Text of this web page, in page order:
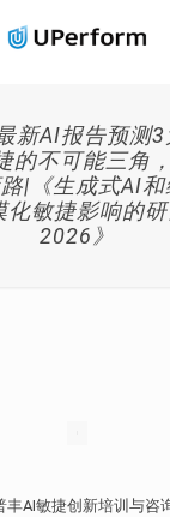
新AI报告预测3
的不可能三角
|《生成式AI
化敏捷影响的
2026》
丰AI敏捷创新培训与咨